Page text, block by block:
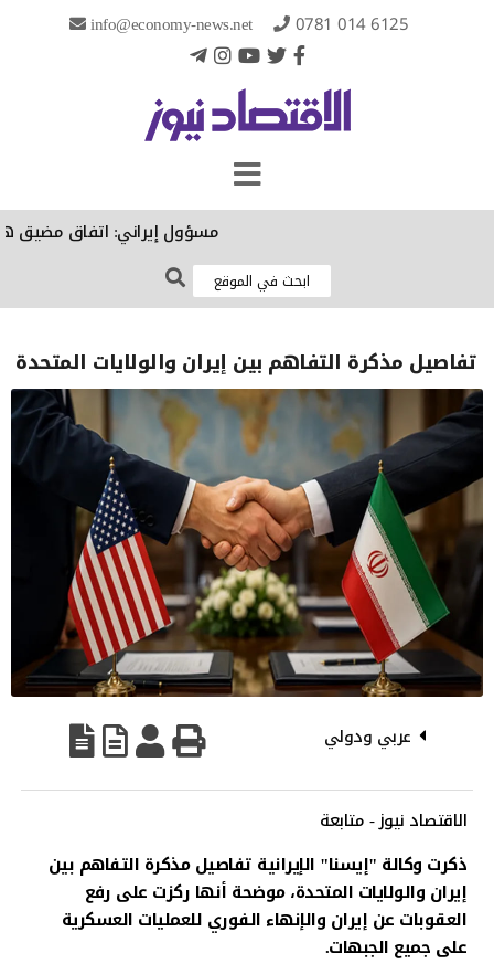
info@economy-news.net 0781 014 6125
مسؤول إيراني: اتفاق مضيق هرمز
تفاصيل مذكرة التفاهم بين إيران والولايات المتحدة
عربي ودولي
الاقتصاد نيوز - متابعة
ذكرت وكالة "إيسنا" الإيرانية تفاصيل مذكرة التفاهم بين
إيران والولايات المتحدة، موضحة أنها ركزت على رفع
العقوبات عن إيران والإنهاء الفوري للعمليات العسكرية
على جميع الجبهات.